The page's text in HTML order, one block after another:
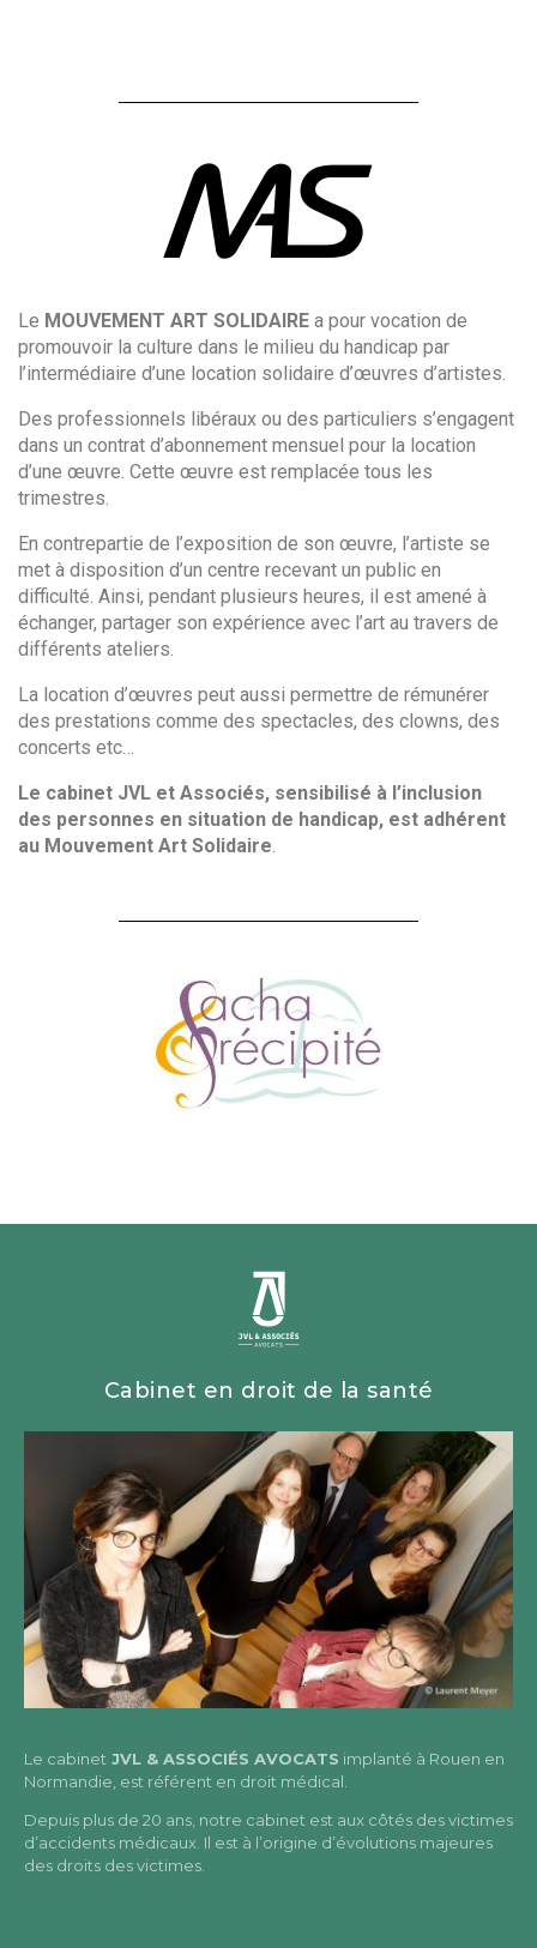
Le MOUVEMENT ART SOLIDAIRE a pour vocation de
promouvoir la culture dans le milieu du handicap par
l’intermédiaire d’une location solidaire d’œuvres d’artistes.
Des professionnels libéraux ou des particuliers s’engagent
dans un contrat d’abonnement mensuel pour la location
d’une œuvre. Cette œuvre est remplacée tous les
trimestres.
En contrepartie de l’exposition de son œuvre, l’artiste se
met à disposition d’un centre recevant un public en
difficulté. Ainsi, pendant plusieurs heures, il est amené à
échanger, partager son expérience avec l’art au travers de
différents ateliers.
La location d’œuvres peut aussi permettre de rémunérer
des prestations comme des spectacles, des clowns, des
concerts etc…
Le cabinet JVL et Associés, sensibilisé à l’inclusion
des personnes en situation de handicap, est adhérent
au Mouvement Art Solidaire
Cabinet en droit de la santé
Le cabinet JVL & ASSOCIÉS AVOCATS implanté à Rouen en
Normandie, est référent en droit médical.
Depuis plus de 20 ans, notre cabinet est aux côtés des victimes
d’accidents médicaux. Il est à l’origine d’évolutions majeures
des droits des victimes.